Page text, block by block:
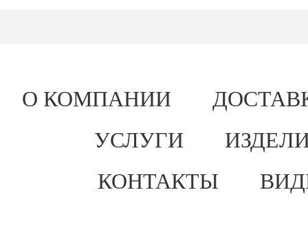
О КОМПАНИИ
УСЛУГИ
КОНТАКТЫ